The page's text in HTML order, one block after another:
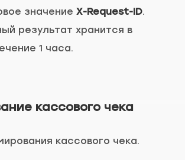
значение X-Request-ID.
результат хранится в
1 часа.
кассового чека
кассового чека.